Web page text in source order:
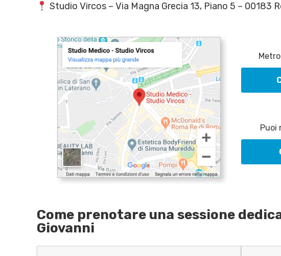
Studio Vircos – Via Magna Grecia 13, Piano 5 – 00183
Puoi
Come prenotare una sessione
Giovanni